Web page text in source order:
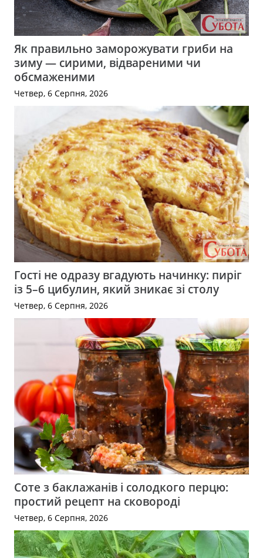
Як правильно заморожувати гриби на
зиму — сирими, відвареними чи
обсмаженими
Четвер, 6 Серпня, 2026
Гості не одразу вгадують начинку: пиріг
із 5–6 цибулин, який зникає зі столу
Четвер, 6 Серпня, 2026
Соте з баклажанів і солодкого перцю:
простий рецепт на сковороді
Четвер, 6 Серпня, 2026